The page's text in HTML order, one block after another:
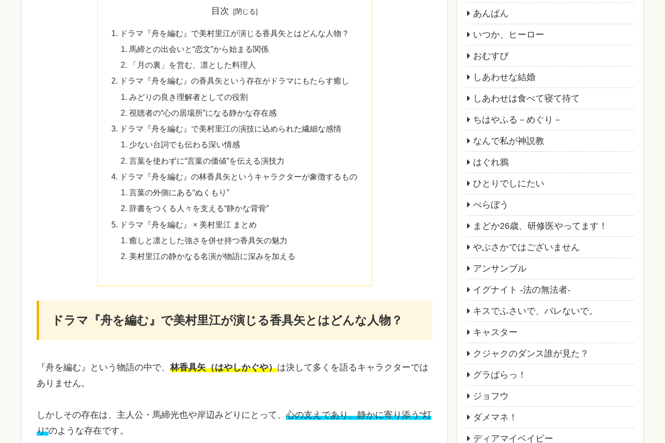
目次
ドラマ『舟を編む』で美村里江が演じる香具矢とはどんな人物？
馬締との出会いと“恋文”から始まる関係
「月の裏」を営む、凛とした料理人
ドラマ『舟を編む』の香具矢という存在がドラマにもたらす癒し
みどりの良き理解者としての役割
視聴者の“心の居場所”になる静かな存在感
ドラマ『舟を編む』で美村里江の演技に込められた繊細な感情
少ない台詞でも伝わる深い情感
言葉を使わずに“言葉の価値”を伝える演技力
ドラマ『舟を編む』の林香具矢というキャラクターが象徴するもの
言葉の外側にある“ぬくもり”
辞書をつくる人々を支える“静かな背骨”
ドラマ『舟を編む』 × 美村里江 まとめ
癒しと凛とした強さを併せ持つ香具矢の魅力
美村里江の静かなる名演が物語に深みを加える
ドラマ『舟を編む』で美村里江が演じる香具矢とはどんな人物？
『舟を編む』という物語の中で、林香具矢（はやしかぐや）は決して多くを語るキャラクターでは
ありません。
しかしその存在は、主人公・馬締光也や岸辺みどりにとって、心の支えであり、静かに寄り添う“灯
り”のような存在です。
あんぱん
いつか、ヒーロー
おむすび
しあわせな結婚
しあわせは食べて寝て待て
ちはやふる－めぐり－
なんで私が神説教
はぐれ鴉
ひとりでしにたい
べらぼう
まどか26歳、研修医やってます！
やぶさかではございません
アンサンブル
イグナイト -法の無法者-
キスでふさいで、バレないで。
キャスター
クジャクのダンス誰が見た？
グラぱらっ！
ジョフウ
ダメマネ！
ディアマイベイビー